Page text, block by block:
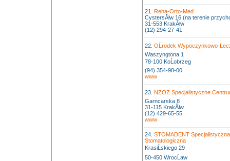
21. Reha-Orto-Med
CystersĂłw 16 (na terenie
31-553 KrakĂłw
(12) 294-27-41
22. OĹrodek Wypoczynkowo-
Waszyngtona 1
78-100 KoĹobrzeg
(94) 354-98-00
www
23. NZOZ Specjalistyczne
Garncarska 8
31-115 KrakĂłw
(12) 429-65-55
www
24. STOMADENT
Stomatologiczna
KrasiĹskiego 29
50-450 WrocĹaw